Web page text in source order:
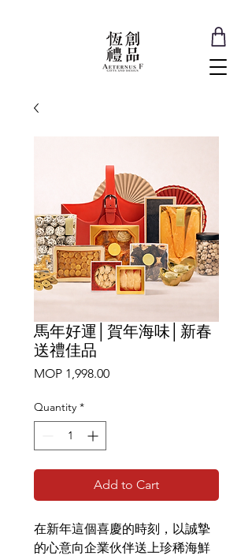
馬年好運│賀年海味│新春
送禮佳品
MOP 1,998.00Price
Quantity *
Add to Cart
在新年這個喜慶的時刻，以誠摯
的心意向企業伙伴送上珍稀海鮮